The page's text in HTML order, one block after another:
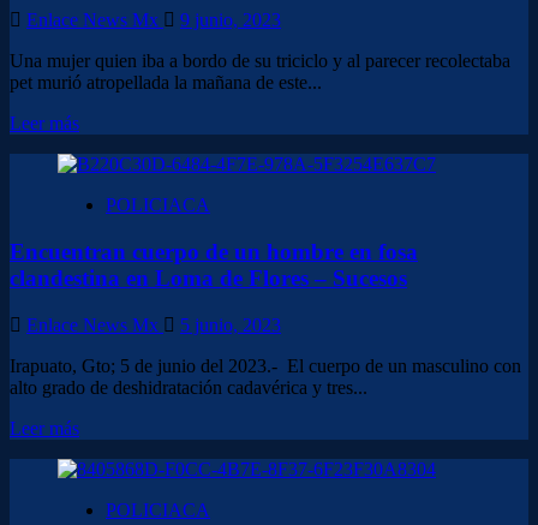
queda
herido
en
accidente
Abasolo/Pénjamo </strong>
Enlace News Mx
9 junio, 2023
Una mujer quien iba a bordo de su triciclo y al parecer recolectaba
pet murió atropellada la mañana de este...
Leer másLeer
sobre
mujer
por
vehículo,
iba
a
bordo
de
su
Irapuato
POLICIACA
Encuentran cuerpo de un hombre en fosa
clandestina en Loma de Flores – Sucesos
Enlace News Mx
5 junio, 2023
Irapuato, Gto; 5 de junio del 2023.- El cuerpo de un masculino con
alto grado de deshidratación cadavérica y tres...
Leer másLeer
sobre
cuerpoPOLICIACA